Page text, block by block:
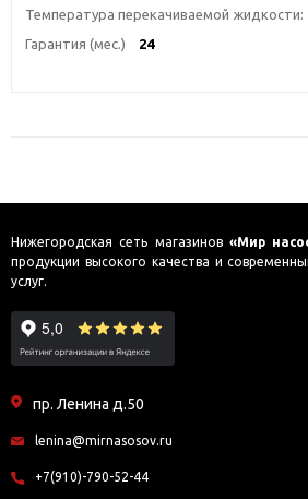
Температура перекачиваемой жидкости:
Гарантия (мес.)
24
Нижегородская сеть магазинов «Мир
продукции высокого качества и
услуг.
пр. Ленина д.50
lenina@mirnasosov.ru
+7(910)-790-52-44